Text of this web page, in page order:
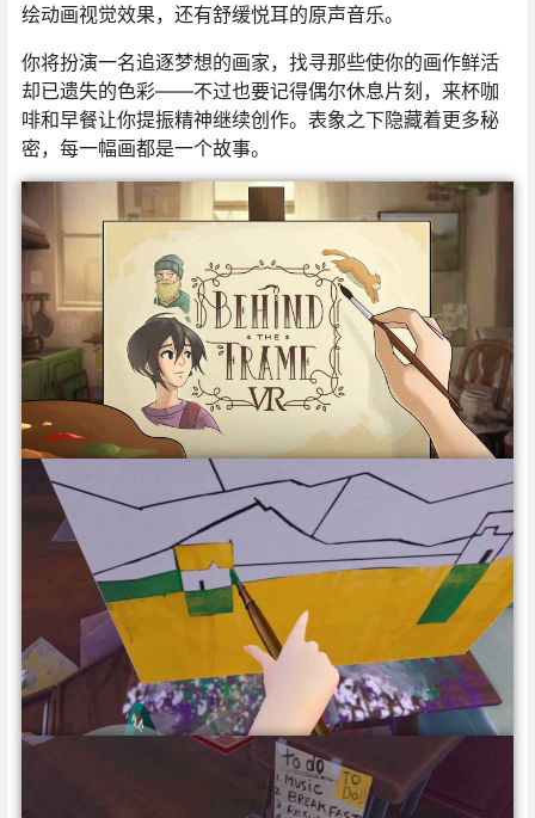
绘动画视觉效果，还有舒缓悦耳的原声音乐。
你将扮演一名追逐梦想的画家，找寻那些使你的画作鲜活
却已遗失的色彩——不过也要记得偶尔休息片刻，来杯咖
啡和早餐让你提振精神继续创作。表象之下隐藏着更多秘
密，每一幅画都是一个故事。